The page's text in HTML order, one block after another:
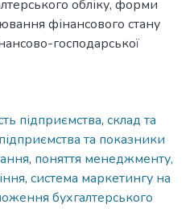
обліку, форми
фінансового стану
господарської
підприємства, склад та
та показники
, поняття менеджменту,
, система маркетингу на
бухгалтерського